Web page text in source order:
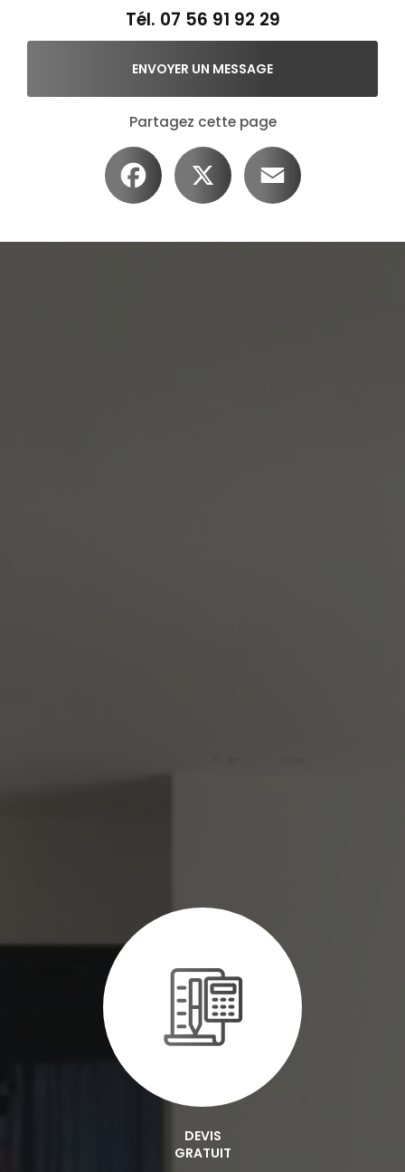
Tél. 07 56 91 92 29
ENVOYER UN MESSAGE
Partagez cette page
Facebook
DEVIS
GRATUIT